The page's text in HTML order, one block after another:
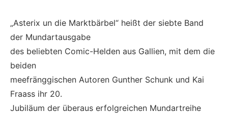
„Asterix un die Marktbärbel“ heißt der siebte Band
der Mundartausgabe
des beliebten Comic-Helden aus Gallien, mit dem die
beiden
meefränggischen Autoren Gunther Schunk und Kai
Fraass ihr 20.
Jubiläum der überaus erfolgreichen Mundartreihe